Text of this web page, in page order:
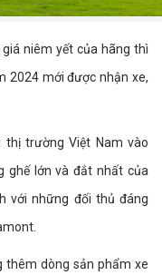
niêm yết của hãng thì
2024 mới được nhận xe,
thị trường Việt Nam vào
ghế lớn và đắt nhất của
với những đối thủ đáng
thêm dòng sản phẩm xe